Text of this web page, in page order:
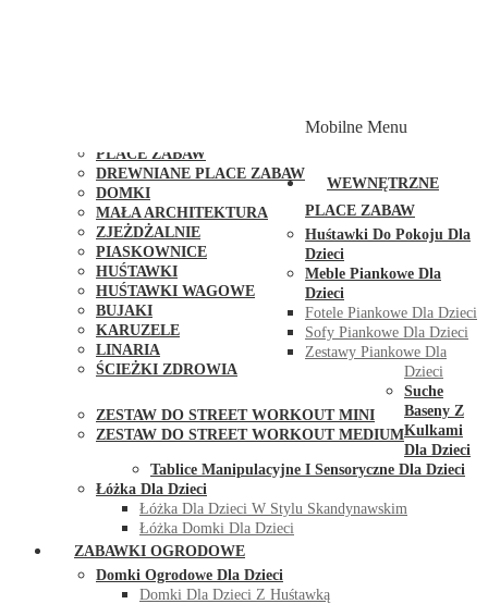
PLACE ZABAW
DREWNIANE PLACE ZABAW
DOMKI
MAŁA ARCHITEKTURA
ZJEŻDŻALNIE
PIASKOWNICE
HUŚTAWKI
HUŚTAWKI WAGOWE
BUJAKI
KARUZELE
LINARIA
ŚCIEŻKI ZDROWIA
ZESTAW DO STREET WORKOUT MINI
ZESTAW DO STREET WORKOUT MEDIUM
Mobilne Menu
WEWNĘTRZNE
PLACE ZABAW
Huśtawki Do Pokoju Dla
Dzieci
Meble Piankowe Dla
Dzieci
Fotele Piankowe Dla Dzieci
Sofy Piankowe Dla Dzieci
Zestawy Piankowe Dla
Dzieci
Suche
Baseny Z
Kulkami
Dla Dzieci
Tablice Manipulacyjne I Sensoryczne Dla Dzieci
Łóżka Dla Dzieci
Łóżka Dla Dzieci W Stylu Skandynawskim
Łóżka Domki Dla Dzieci
ZABAWKI OGRODOWE
Domki Ogrodowe Dla Dzieci
Domki Dla Dzieci Z Huśtawką